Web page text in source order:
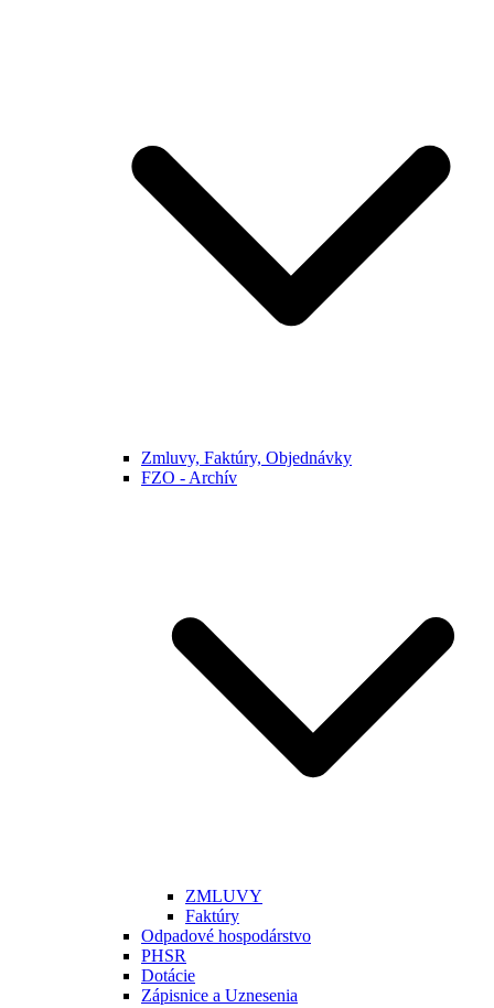
Zmluvy, Faktúry, Objednávky
FZO - Archív
ZMLUVY
Faktúry
Odpadové hospodárstvo
PHSR
Dotácie
Zápisnice a Uznesenia